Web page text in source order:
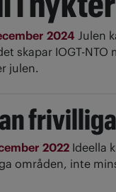
2024 Julen
skapar IOGT-
julen.
2022 Ideella
områden, inte